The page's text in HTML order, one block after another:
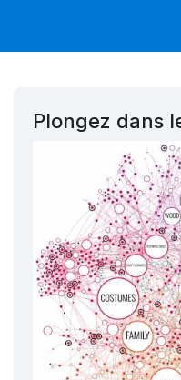
Plongez dans